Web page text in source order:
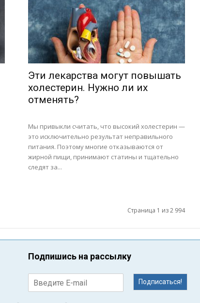
Эти лекарства могут повышать
холестерин. Нужно ли их
отменять?
Мы привыкли считать, что высокий холестерин —
это исключительно результат неправильного
питания. Поэтому многие отказываются от
жирной пищи, принимают статины и тщательно
следят за...
Страница 1 из 2 994
Подпишись на рассылку
Подписаться!